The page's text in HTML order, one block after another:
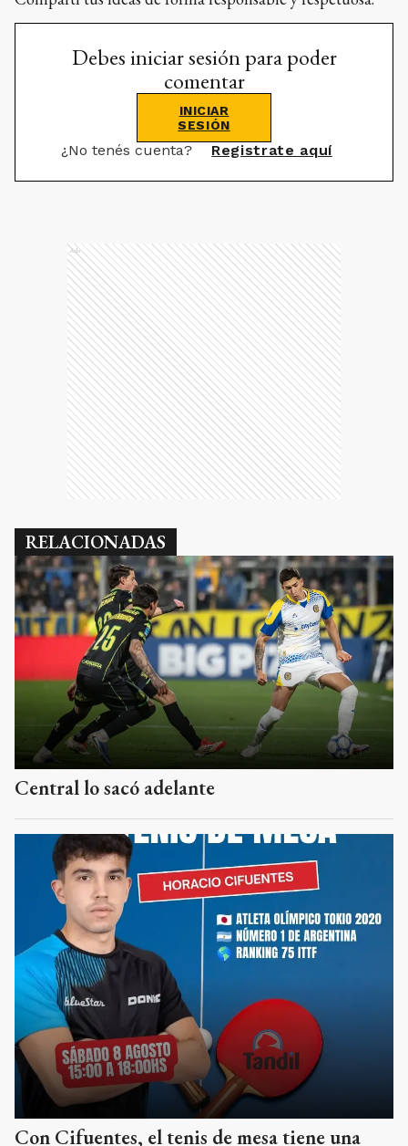
Debes iniciar sesión para poder
comentar
INICIAR
SESIÓN
¿No tenés cuenta? Registrate aquí
Ads
RELACIONADAS
Central lo sacó adelante
Con Cifuentes, el tenis de mesa tiene una